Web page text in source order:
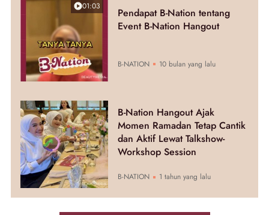
01:03
Pendapat B-Nation tentang
Event B-Nation Hangout
B-NATION 10 bulan yang lalu
B-Nation Hangout Ajak
Momen Ramadan Tetap Cantik
dan Aktif Lewat Talkshow-
Workshop Session
B-NATION 1 tahun yang lalu